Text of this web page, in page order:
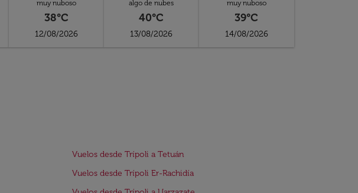
muy nuboso
38°C
12/08/2026
algo de nubes
40°C
13/08/2026
muy nuboso
39°C
14/08/2026
Vuelos desde Trípoli a Tetuán
Vuelos desde Trípoli Er-Rachidía